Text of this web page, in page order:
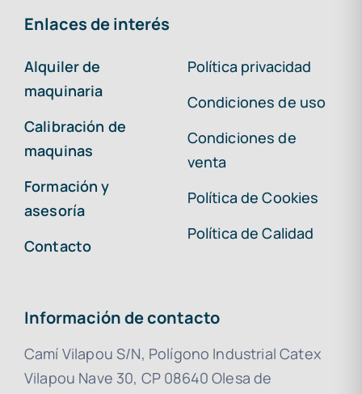
Enlaces de interés
Alquiler de
maquinaria
Calibración de
maquinas
Formación y
asesoría
Contacto
Política privacidad
Condiciones de uso
Condiciones de
venta
Política de Cookies
Política de Calidad
Información de contacto
Camí Vilapou S/N, Polígono Industrial Catex
Vilapou Nave 30, CP 08640 Olesa de